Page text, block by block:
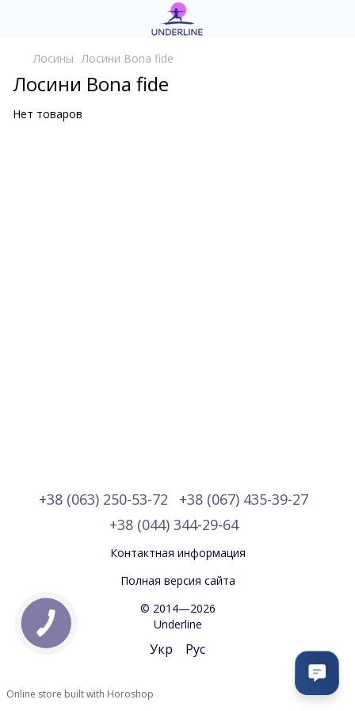
Лосины Лосини Bona fide
Лосини Bona fide
Нет товаров
+38 (063) 250-53-72
+38 (067) 435-39-27
+38 (044) 344-29-64
Контактная информация
Полная версия сайта
© 2014—2026
Underline
Укр Рус
Online store built with Horoshop